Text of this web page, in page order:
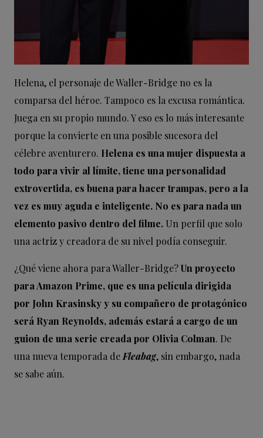
Helena, el personaje de Waller-Bridge no es la
comparsa del héroe. Tampoco es la excusa romántica.
Juega en su propio mundo. Y eso es lo más interesante
porque la convierte en una posible sucesora del
célebre aventurero. Helena es una mujer dispuesta a
todo para vivir al límite, tiene una personalidad
extrovertida, es buena para hacer trampas, pero a la
vez es muy aguda e inteligente. No es para nada un
elemento pasivo dentro del filme. Un perfil que solo
una actriz y creadora de su nivel podía conseguir.
¿Qué viene ahora para Waller-Bridge?Un proyecto
para Amazon Prime, que es una película dirigida
por John Krasinsky y su compañero de protagónico
será Ryan Reynolds, además estará a cargo de un
guion de una serie creada por Olivia Colman. De
una nueva temporada de Fleabag, sin embargo, nada
se sabe aún.